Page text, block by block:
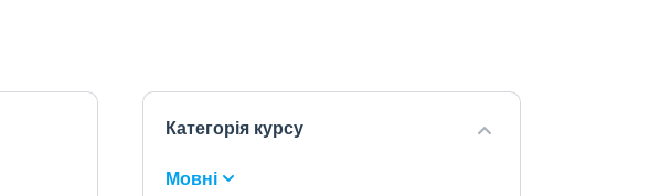
Категорія курсу
Мовні